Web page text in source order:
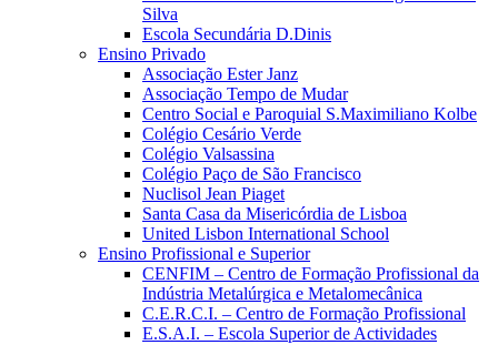
Silva
Escola Secundária D.Dinis
Ensino Privado
Associação Ester Janz
Associação Tempo de Mudar
Centro Social e Paroquial S.Maximiliano Kolbe
Colégio Cesário Verde
Colégio Valsassina
Colégio Paço de São Francisco
Nuclisol Jean Piaget
Santa Casa da Misericórdia de Lisboa
United Lisbon International School
Ensino Profissional e Superior
CENFIM – Centro de Formação Profissional da
Indústria Metalúrgica e Metalomecânica
C.E.R.C.I. – Centro de Formação Profissional
E.S.A.I. – Escola Superior de Actividades